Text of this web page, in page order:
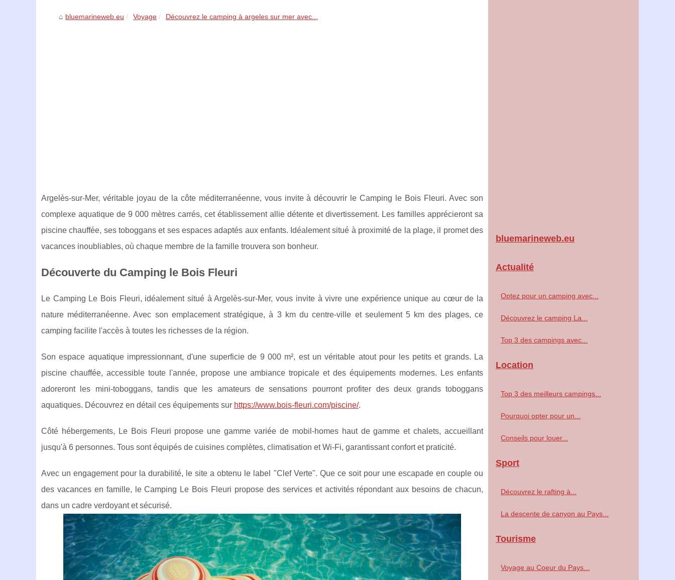
bluemarineweb.eu Voyage Découvrez le camping à argeles sur mer avec...
Argelès-sur-Mer, véritable joyau de la côte méditerranéenne, vous invite à découvrir le Camping le Bois Fleuri. Avec son
complexe aquatique de 9 000 mètres carrés, cet établissement allie détente et divertissement. Les familles apprécieront sa
piscine chauffée, ses toboggans et ses espaces adaptés aux enfants. Idéalement situé à proximité de la plage, il promet des
vacances inoubliables, où chaque membre de la famille trouvera son bonheur.
Découverte du Camping le Bois Fleuri
Le Camping Le Bois Fleuri, idéalement situé à Argelès-sur-Mer, vous invite à vivre une expérience unique au cœur de la
nature méditerranéenne. Avec son emplacement stratégique, à 3 km ducentre-ville et seulement 5 km des plages, ce
camping facilite l'accès à toutes les richesses de la région.
Son espace aquatique impressionnant, d'une superficie de 9 000 m², est un véritable atout pour les petits et grands. La
piscine chauffée, accessible toute l'année, propose une ambiance tropicale et des équipements modernes. Les enfants
adoreront les mini-toboggans, tandis que les amateurs de sensations pourront profiter des deux grands toboggans
aquatiques. Découvrez en détail ces équipements sur https://www.bois-fleuri.com/piscine/.
Côté hébergements, Le Bois Fleuri propose une gamme variée de mobil-homes haut de gamme et chalets, accueillant
jusqu'à 6 personnes. Tous sont équipés de cuisines complètes, climatisation et Wi-Fi, garantissant confort et praticité.
Avec un engagement pour la durabilité, le site a obtenu le label "Clef Verte". Que ce soit pour une escapade en couple ou
des vacances en famille, le Camping Le Bois Fleuri propose des services et activités répondant aux besoins de chacun,
dans un cadre verdoyant et sécurisé.
bluemarineweb.eu
Actualité
Optez pour un camping avec...
Découvrez le camping La...
Top 3 des campings avec...
Location
Top 3 des meilleurs campings...
Pourquoi opter pour un...
Conseils pour louer...
Sport
Découvrez le rafting à...
La descente de canyon au Pays...
Tourisme
Voyage au Coeur du Pays...